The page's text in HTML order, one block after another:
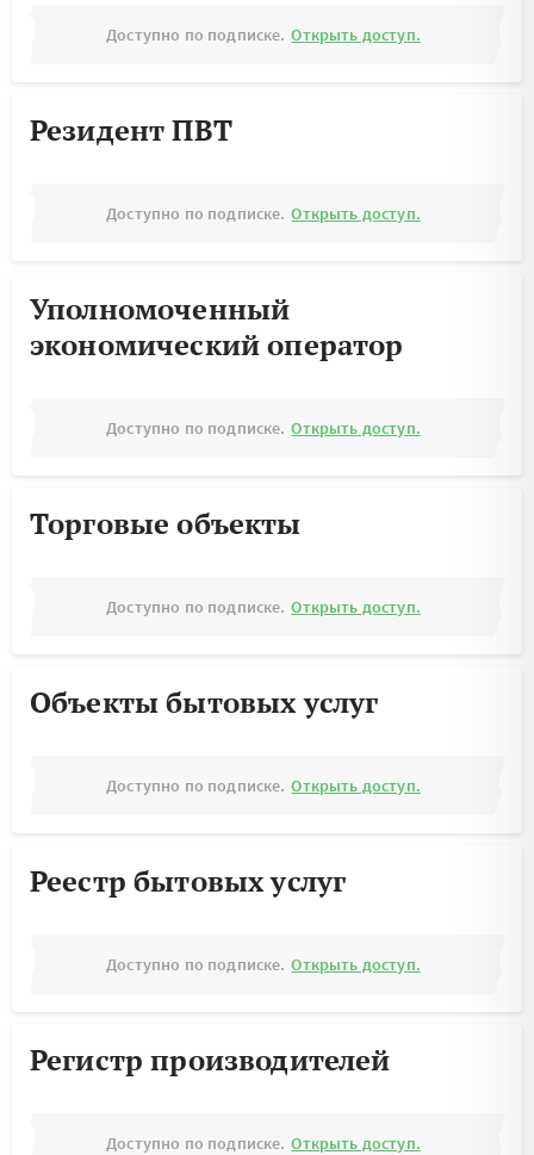
Доступно по подписке. Открыть доступ.
Резидент ПВТ
Доступно по подписке. Открыть доступ.
Уполномоченный
экономический оператор
Доступно по подписке. Открыть доступ.
Торговые объекты
Доступно по подписке. Открыть доступ.
Объекты бытовых услуг
Доступно по подписке. Открыть доступ.
Реестр бытовых услуг
Доступно по подписке. Открыть доступ.
Регистр производителей
Доступно по подписке. Открыть доступ.